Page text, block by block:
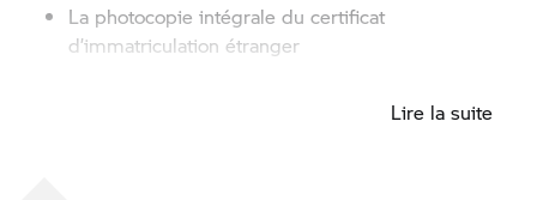
La photocopie intégrale du certificat
d’immatriculation étranger
Lire la suite